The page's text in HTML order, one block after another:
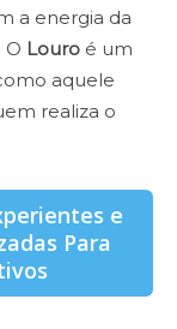
a energia da
O Louro é um
aquele
realiza o
e
Para